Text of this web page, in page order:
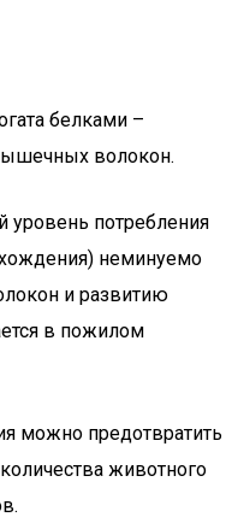
белками –
волокон.
уровень потребления
неминуемо
и развитию
в пожилом
можно предотвратить
животного